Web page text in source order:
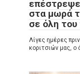
επέστρεψε
στα μωρά
σε όλη
Λίγες ημέρες
κοριτσιών μας, ο